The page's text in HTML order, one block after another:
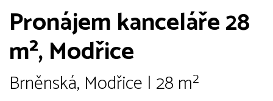
Pronájem kanceláře 28
m², Modřice
Brněnská, Modřice | 28 m²